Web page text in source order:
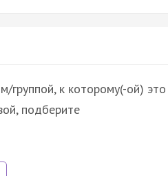
группой, к которому(-ой) это
подберите